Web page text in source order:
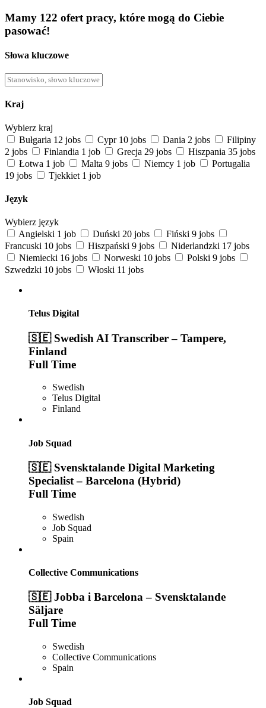
Mamy 122 ofert pracy, które mogą do Ciebie
pasować!
Słowa kluczowe
Kraj
Wybierz kraj
Bułgaria 12 jobs Cypr 10 jobs Dania 2 jobs
Filipiny
2 jobs
Finlandia 1 job Grecja 29 jobs Hiszpania 35 jobs
Łotwa 1 job Malta 9 jobs Niemcy 1 job
Portugalia
19 jobs
Tjekkiet 1 job
Język
Wybierz język
Angielski 1 job Duński 20 jobs Fiński 9 jobs
Francuski 10 jobs Hiszpański 9 jobs Niderlandzki 17 jobs
Niemiecki 16 jobs Norweski 10 jobs Polski 9 jobs
Szwedzki 10 jobs Włoski 11 jobs
Telus Digital
🇸🇪 Swedish AI Transcriber – Tampere,
Finland
Full Time
Swedish
Telus Digital
Finland
Job Squad
🇸🇪 Svensktalande Digital Marketing
Specialist – Barcelona (Hybrid)
Full Time
Swedish
Job Squad
Spain
Collective Communications
🇸🇪 Jobba i Barcelona – Svensktalande
Säljare
Full Time
Swedish
Collective Communications
Spain
Job Squad